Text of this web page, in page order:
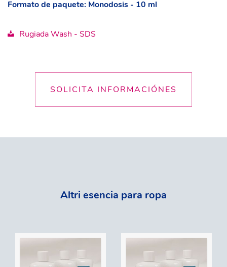
Formato de paquete: Monodosis - 10 ml
Rugiada Wash - SDS
SOLICITA INFORMACIÓNES
Altri esencia para ropa